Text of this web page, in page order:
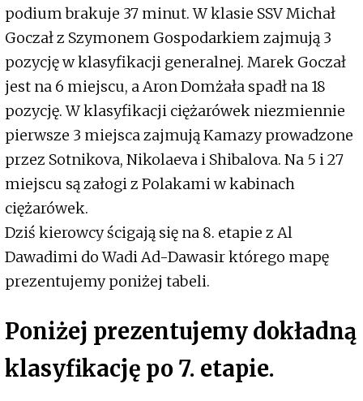
podium brakuje 37 minut. W klasie SSV Michał
Goczał z Szymonem Gospodarkiem zajmują 3
pozycję w klasyfikacji generalnej. Marek Goczał
jest na 6 miejscu, a Aron Domżała spadł na 18
pozycję. W klasyfikacji ciężarówek niezmiennie
pierwsze 3 miejsca zajmują Kamazy prowadzone
przez Sotnikova, Nikolaeva i Shibalova. Na 5 i 27
miejscu są załogi z Polakami w kabinach
ciężarówek.
Dziś kierowcy ścigają się na 8. etapie z Al
Dawadimi do Wadi Ad-Dawasir którego mapę
prezentujemy poniżej tabeli.
Poniżej prezentujemy dokładną
klasyfikację po 7. etapie.